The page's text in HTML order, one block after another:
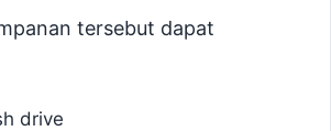
tersebut dapat
drive